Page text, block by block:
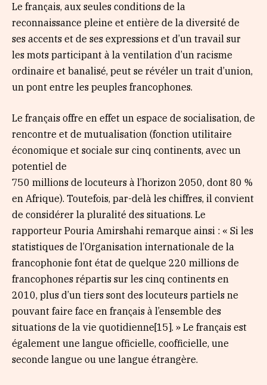
Le français, aux seules conditions de la
reconnaissance pleine et entière de la diversité de
ses accents et de ses expressions et d’un travail sur
les mots participant à la ventilation d’un racisme
ordinaire et banalisé, peut se révéler un trait d’union,
un pont entre les peuples francophones.
Le français offre en effet un espace de socialisation, de
rencontre et de mutualisation (fonction utilitaire
économique et sociale sur cinq continents, avec un
potentiel de
750 millions de locuteurs à l’horizon 2050, dont 80 %
en Afrique). Toutefois, par-delà les chiffres, il convient
de considérer la pluralité des situations. Le
rapporteur Pouria Amirshahi remarque ainsi : « Si les
statistiques de l’Organisation internationale de la
francophonie font état de quelque 220 millions de
francophones répartis sur les cinq continents en
2010, plus d’un tiers sont des locuteurs partiels ne
pouvant faire face en français à l’ensemble des
situations de la vie quotidienne[15]. » Le français est
également une langue officielle, coofficielle, une
seconde langue ou une langue étrangère.